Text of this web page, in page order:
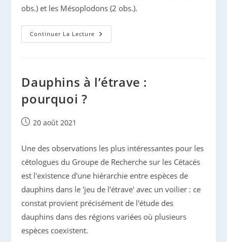
obs.) et les Mésoplodons (2 obs.).
Continuer La Lecture Cétacés
Du
Estival
Dauphins à l’étrave :
pourquoi ?
Publication
20 août 2021
Une des observations les plus intéressantes pour les
cétologues du Groupe de Recherche sur les Cétacés
est l'existence d'une hiérarchie entre espèces de
dauphins dans le 'jeu de l'étrave' avec un voilier : ce
constat provient précisément de l'étude des
dauphins dans des régions variées où plusieurs
espèces coexistent.